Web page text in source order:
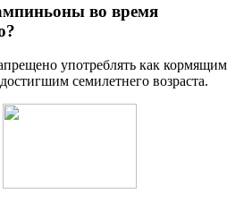
во время
употреблять как кормящим
семилетнего возраста.